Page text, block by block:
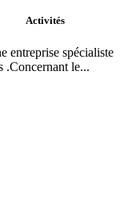
Activités
entreprise spécialiste
.Concernant le...